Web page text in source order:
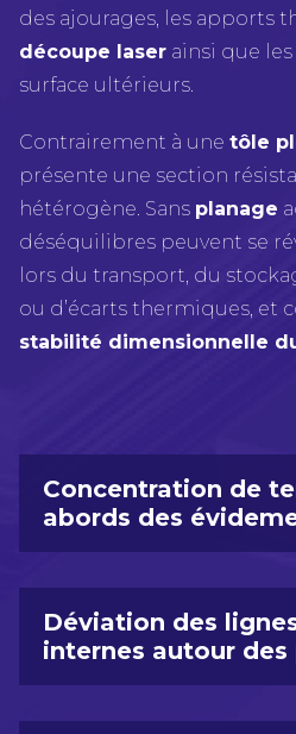
des ajourages, les apports
découpe laser ainsi que
surface ultérieurs.
Contrairement à une tôle
présente une section
hétérogène. Sans planage
déséquilibres peuvent se
lors du transport, du
ou d’écarts thermiques, et
stabilité dimensionnelle
Concentration de
abords des
Déviation des
internes autour